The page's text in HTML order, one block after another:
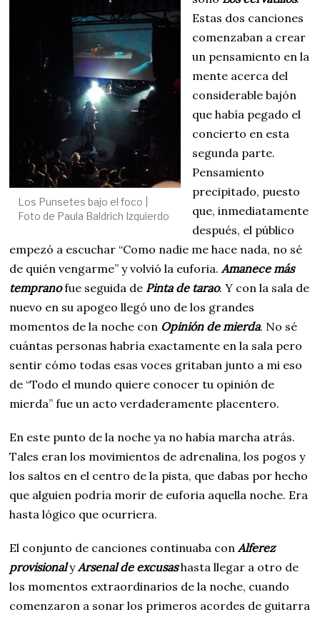
Los Punsetes bajo el foco |
Foto de Paula Baldrich Izquierdo
Estas dos canciones
comenzaban a crear
un pensamiento en la
mente acerca del
considerable bajón
que había pegado el
concierto en esta
segunda parte.
Pensamiento
precipitado, puesto
que, inmediatamente
después, el público
empezó a escuchar “Como nadie me hace nada, no sé
de quién vengarme” y volvió la euforia.Amanece más
tempranofue seguida de Pinta de tarao. Y con la sala de
nuevo en su apogeo llegó uno de los grandes
momentos de la noche con Opinión de mierda. No sé
cuántas personas habría exactamente en la sala pero
sentir cómo todas esas voces gritaban junto a mi eso
de “Todo el mundo quiere conocer tu opinión de
mierda” fue un acto verdaderamente placentero.
En este punto de la noche ya no había marcha atrás.
Tales eran los movimientos de adrenalina, los pogos y
los saltos en el centro de la pista, que dabas por hecho
que alguien podría morir de euforia aquella noche. Era
hasta lógico que ocurriera.
El conjunto de canciones continuaba conAlferez
provisionalyArsenal de excusashasta llegar a otro de
los momentos extraordinarios de la noche, cuando
comenzaron a sonar los primeros acordes de guitarra